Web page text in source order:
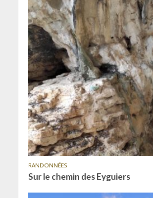
RANDONNÉES
Sur le chemin des Eyguiers